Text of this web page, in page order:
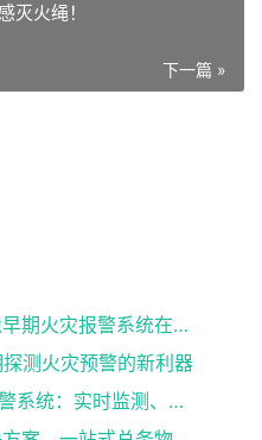
灭火绳！
下一篇 »
智慧消防——火眼可视图像早期火灾报警系统在各行业中的应用
测火灾预警的新利器
"火眼"可视图像早期火灾报警系统：实时监测、智能预警，为您的安全保驾护航！